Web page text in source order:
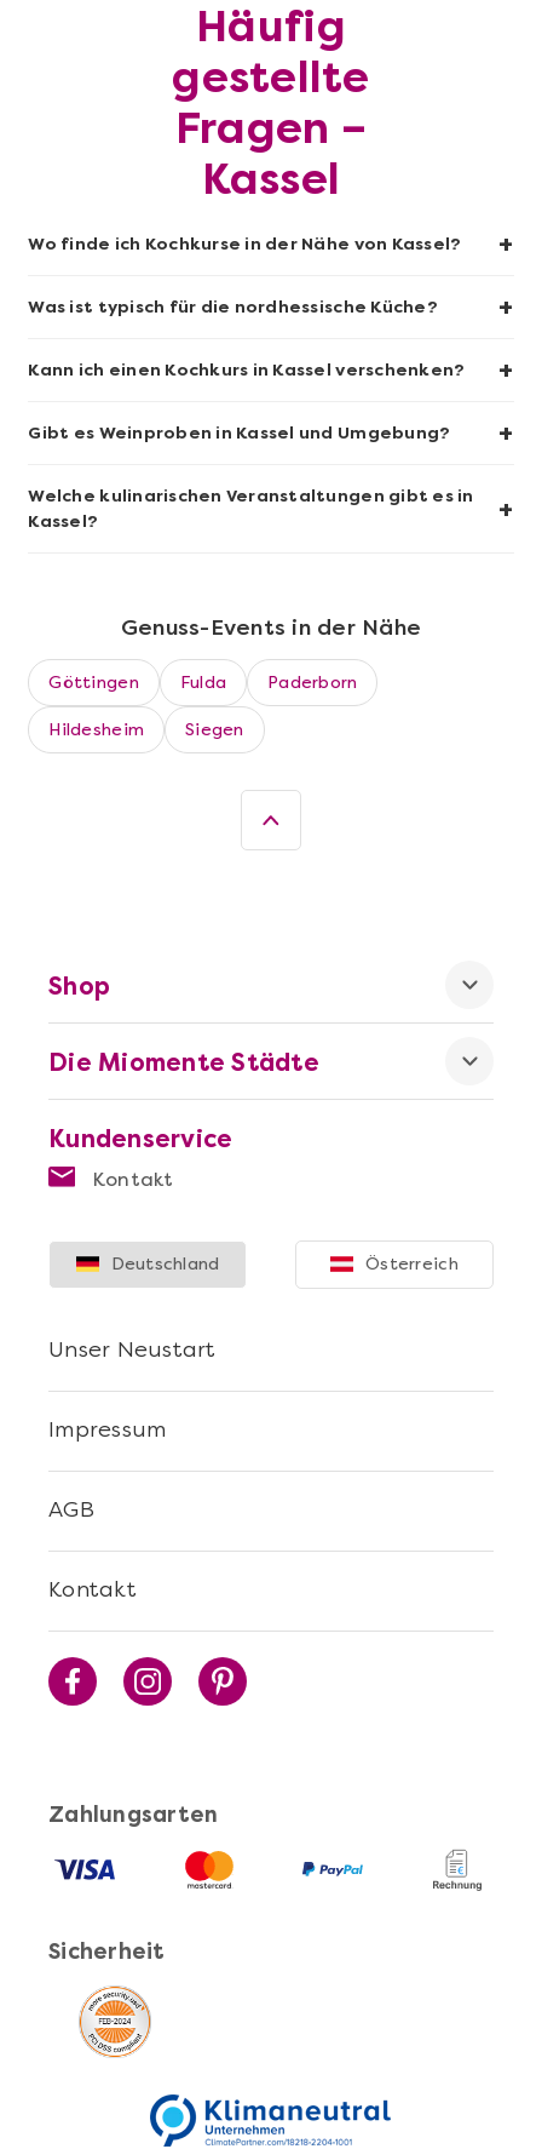
Sushi-Kochkurs@Home
Mehr anzeigen
Wein- & Käse-Genuss@Home für 2
Mehr anzeigen
Sushi Selber Machen - DIY-Set
Mehr anzeigen
Cocktails Selber Machen - DIY-Set
Häufig
gestellte
Fragen –
Kassel
Wo finde ich Kochkurse in der Nähe von Kassel? +
Was ist typisch für die nordhessische Küche? +
Kann ich einen Kochkurs in Kassel verschenken? +
Gibt es Weinproben in Kassel und Umgebung? +
Welche kulinarischen Veranstaltungen gibt es in
Kassel?
+
Genuss-Events in der Nähe
Göttingen Fulda Paderborn
Hildesheim Siegen
Kundenservice
Kontakt
Die Miomente Städte
Shop
Zahlungsarten
Sicherheit
Kontakt
AGB
Impressum
Unser Neustart
Deutschland Österreich